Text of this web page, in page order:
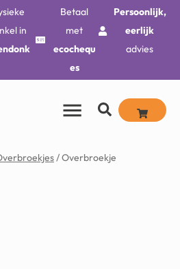
in
Betaal
met
ecochequ
es
Persoonlijk,
eerlijk
advies
/ Overbroekje